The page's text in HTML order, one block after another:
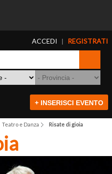
ACCEDI | REGISTRATI
+ INSERISCI EVENTO
Teatro e Danza Risate di gioia